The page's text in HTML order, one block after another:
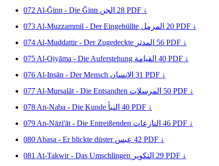
072 Al-Ğinn - Die Ğinn الجن 28 PDF ↓
073 Al-Muzzammil - Der Eingehüllte المزمل 20 PDF ↓
074 Al-Muddattir - Der Zugedeckte المدثر 56 PDF ↓
075 Al-Qiyāma - Die Auferstehung القيامة 40 PDF ↓
076 Al-Insān - Der Mensch الإنسان 31 PDF ↓
077 Al-Mursalāt - Die Entsandten المرسلات 50 PDF ↓
078 An-Naba - Die Kunde النبأ 40 PDF ↓
079 An-Nāzi'āt - Die Entreißenden النازعات 46 PDF ↓
080 Abasa - Er blickte düster عبس 42 PDF ↓
081 At-Takwir - Das Umschlingen التكوير 29 PDF ↓